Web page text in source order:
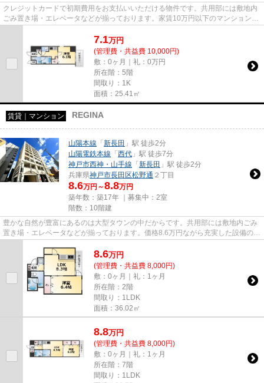
クレジットカードで初期費用をお支払いいただける物件です。共用部には敷地内
ごみ置き場・エレベータなどが揃っております。家賃10万円以下のマンションを
7.1万円
(管理費・共益費 10,000円)
敷：0ヶ月｜礼：0万円
所在階：5階
間取り：1K
面積：25.41㎡
賃貸｜マンション REGINA
山陽本線 「 新長田 」駅 徒歩2分
山陽電鉄本線 「 西代 」駅 徒歩7分
神戸市西神・山手線 「 新長田 」駅 徒歩2分
兵庫県神戸市長田区松野通 ２丁目
8.6万円～8.8万円
築年数：築17年 ｜募集中： 2室
階数：10階建
豊かな自然が豊富にあるのは大型タウンの中だからです。共用部には敷地内ごみ
置き場・エレベータなどが揃っております。価格8.6万円ながら充実した設備のこ
8.6万円
(管理費・共益費 8,000円)
敷：0ヶ月｜礼：1ヶ月
所在階：2階
間取り：1LDK
面積：36.02㎡
8.8万円
(管理費・共益費 8,000円)
敷：0ヶ月｜礼：1ヶ月
所在階：7階
間取り：1LDK